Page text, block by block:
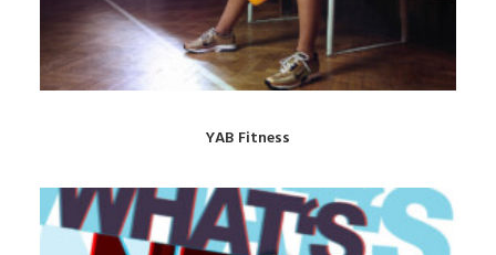
YAB Fitness